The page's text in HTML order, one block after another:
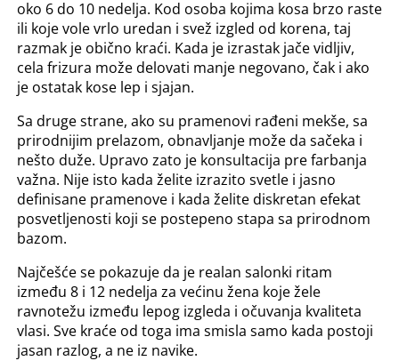
oko 6 do 10 nedelja. Kod osoba kojima kosa brzo raste
ili koje vole vrlo uredan i svež izgled od korena, taj
razmak je obično kraći. Kada je izrastak jače vidljiv,
cela frizura može delovati manje negovano, čak i ako
je ostatak kose lep i sjajan.
Sa druge strane, ako su pramenovi rađeni mekše, sa
prirodnijim prelazom, obnavljanje može da sačeka i
nešto duže. Upravo zato je konsultacija pre farbanja
važna. Nije isto kada želite izrazito svetle i jasno
definisane pramenove i kada želite diskretan efekat
posvetljenosti koji se postepeno stapa sa prirodnom
bazom.
Najčešće se pokazuje da je realan salonki ritam
između 8 i 12 nedelja za većinu žena koje žele
ravnotežu između lepog izgleda i očuvanja kvaliteta
vlasi. Sve kraće od toga ima smisla samo kada postoji
jasan razlog, a ne iz navike.